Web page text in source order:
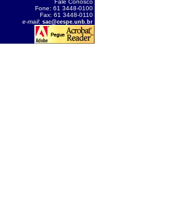
Fale Conosco
Fone: 61 3448-0100
Fax: 61 3448-0110
e-mail: sac@cespe.unb.br